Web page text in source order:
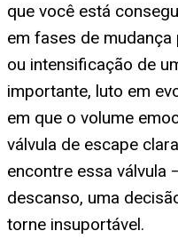
que você está
em fases de
ou intensificação de
importante, luto em
em que o volume
válvula de escape
encontre essa válvula
descanso, uma
torne insuportável.